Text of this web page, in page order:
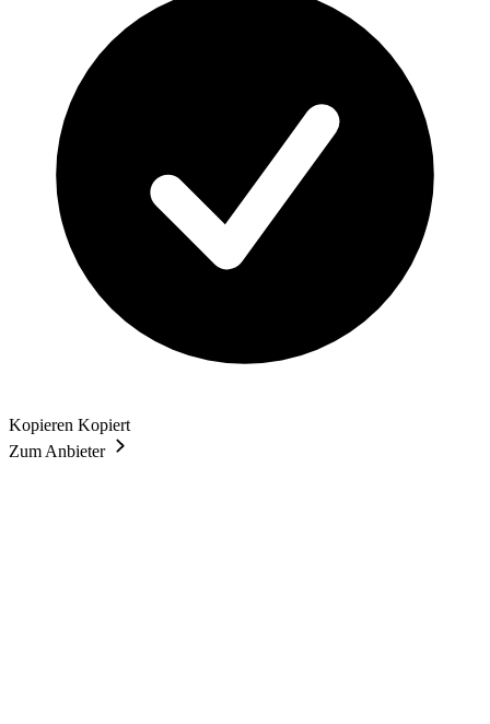
Kopieren Kopiert
Zum Anbieter